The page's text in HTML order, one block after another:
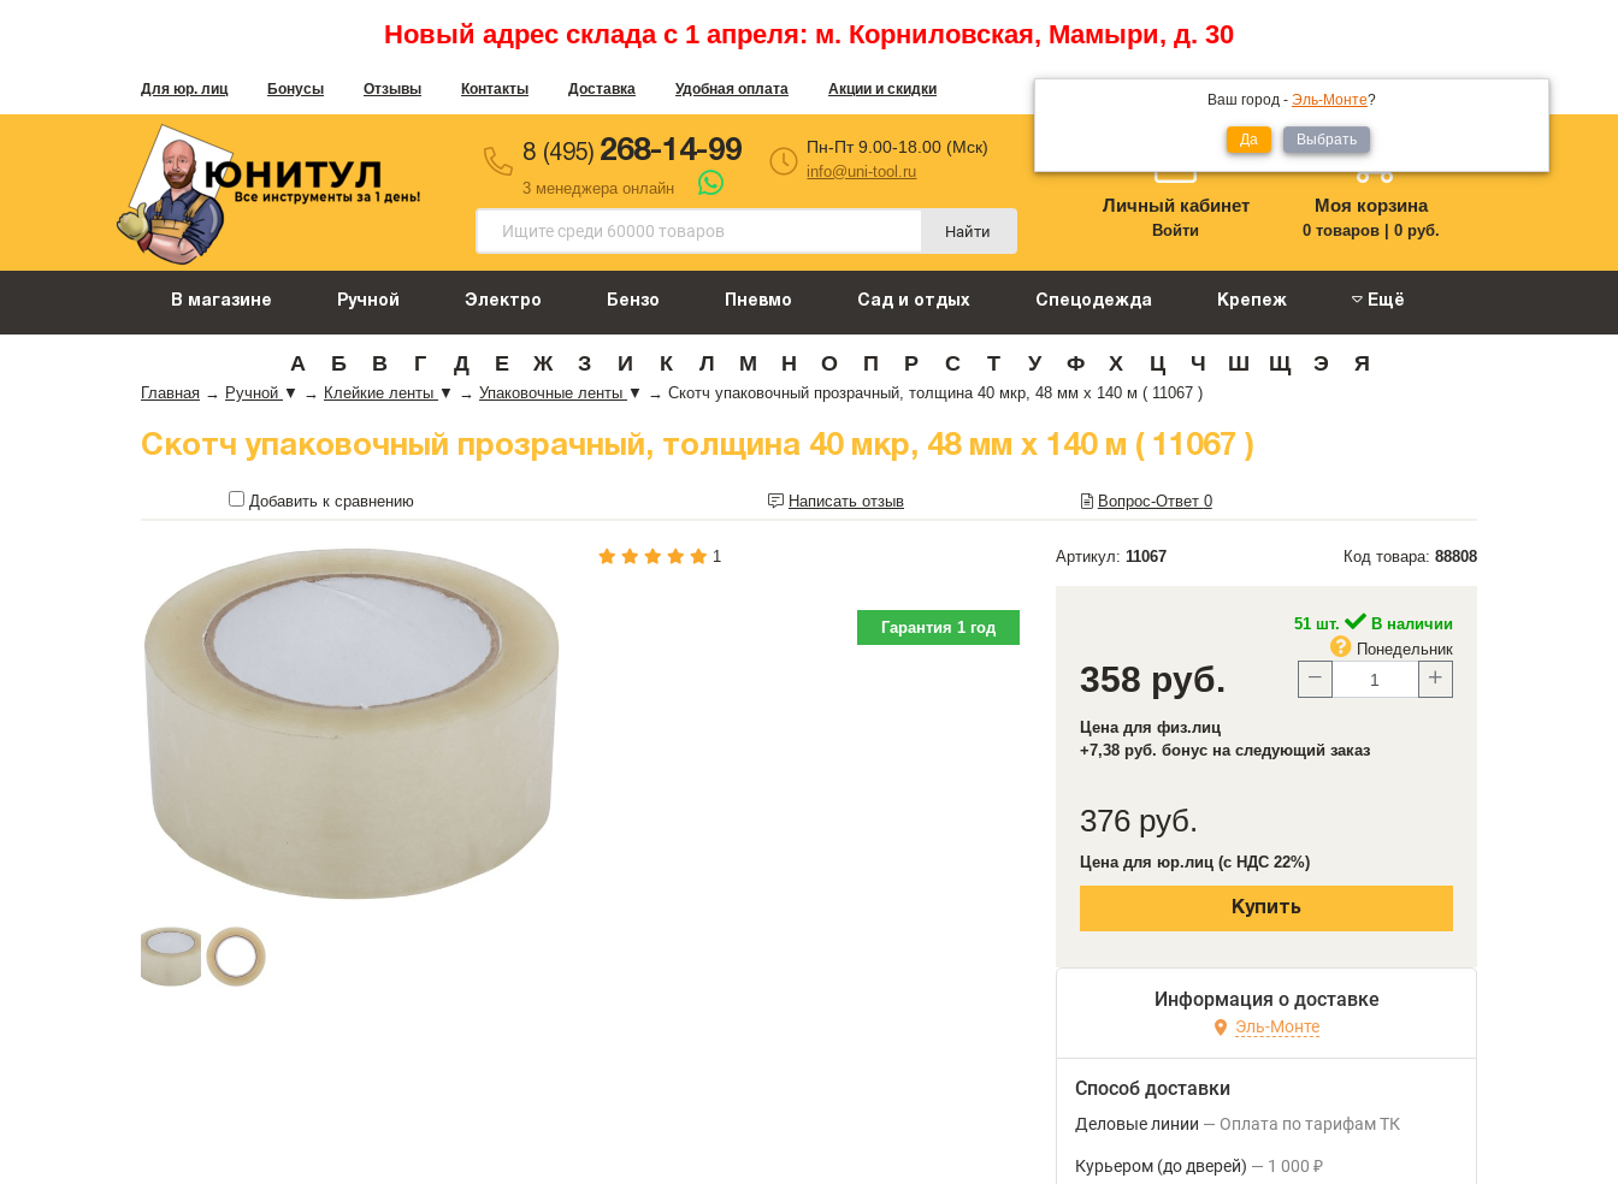
Новый адрес склада с 1 апреля: м. Корниловская, Мамыри, д. 30
Для юр. лиц Бонусы Отзывы Контакты Доставка Удобная оплата Акции и скидки
Ваш город - Эль-Монте?
Да Выбрать
8 (495) 268-14-99
3 менеджера онлайн
Пн-Пт 9.00-18.00 (Мск)
info@uni-tool.ru
Найти
Личный кабинет
Войти
Моя корзина
0 товаров| 0 руб.
В магазине Ручной Электро Бензо Пневмо Сад и отдых Спецодежда Крепеж Ещё
А Б В Г Д Е Ж З И К Л М Н О П Р С Т У Ф Х Ц Ч Ш Щ Э Я
Главная → Ручной ▼ → Клейкие ленты ▼ → Упаковочные ленты ▼ → Скотч упаковочный прозрачный, толщина 40 мкр, 48 мм х 140 м ( 11067 )
Скотч упаковочный прозрачный, толщина 40 мкр, 48 мм х 140 м ( 11067 )
Добавить к сравнению Написать отзыв Вопрос-Ответ 0
1 Артикул: 11067 Код товара: 88808
Гарантия 1 год 51 шт.
В наличии
Понедельник
358 руб.
Цена для физ.лиц
+7,38 руб. бонус на следующий заказ
376 руб.
Цена для юр.лиц (с НДС 22%)
Купить
Информация о доставке
Эль-Монте
Способ доставки
Деловые линии Оплата по тарифам ТК
Курьером (до дверей) 1 000 ₽